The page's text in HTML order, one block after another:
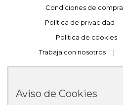
Condiciones de compra
Política de privacidad
Política de cookies
Trabaja con nosotros
|
Aviso de Cookies